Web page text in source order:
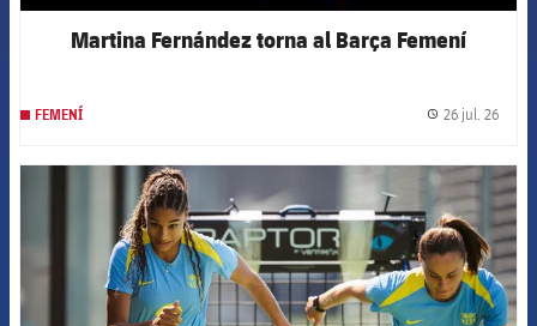
Martina Fernández torna al Barça Femení
FEMENÍ 26 jul. 26